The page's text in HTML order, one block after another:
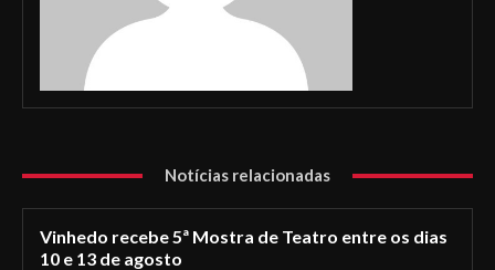
Notícias relacionadas
Vinhedo recebe 5ª Mostra de Teatro entre os dias
10 e 13 de agosto